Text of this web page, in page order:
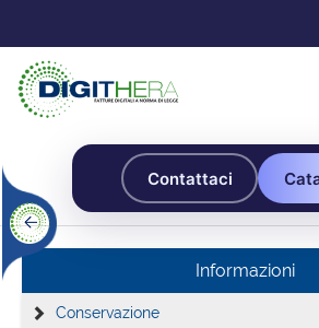
Contattaci
Informazioni
Conservazione